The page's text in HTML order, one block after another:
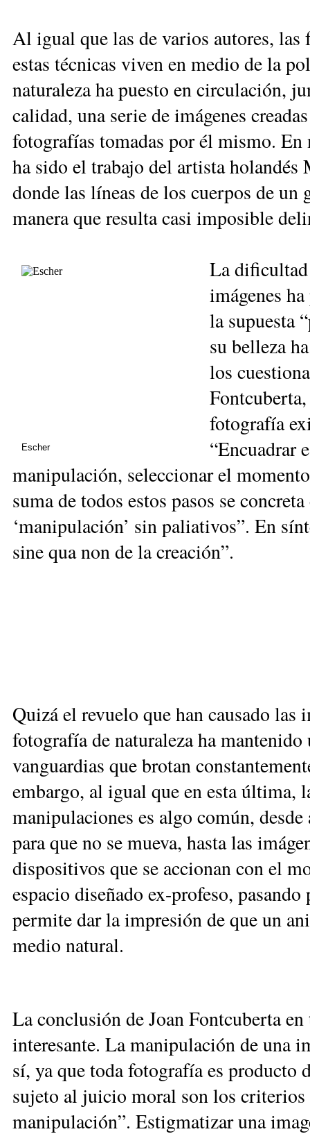
Al igual que las de varios autores,
estas técnicas viven en medio de la
naturaleza ha puesto en circulación,
calidad, una serie de imágenes
fotografías tomadas por él mismo.
ha sido el trabajo del artista holandés
donde las líneas de los cuerpos de un
manera que resulta casi imposible
Escher
La dificultad
imágenes
la supuesta
su belleza
los
fotografía
“Encuadrar
manipulación, seleccionar el
suma de todos estos pasos se
‘manipulación’ sin paliativos”. En
sine qua non de la creación”.
Quizá el revuelo que han causado las
fotografía de naturaleza ha
vanguardias que brotan
embargo, al igual que en esta última,
manipulaciones es algo común,
para que no se mueva, hasta las
dispositivos que se accionan con el
espacio diseñado ex-profeso,
permite dar la impresión de que un
medio natural.
La conclusión de Joan Fontcuberta
interesante. La manipulación de una
sí, ya que toda fotografía es producto
sujeto al juicio moral son los criterios
manipulación”. Estigmatizar una